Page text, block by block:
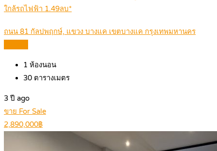
ใกล้รถไฟฟ้า 1.49ลบ*
ถนน 81 กัลปพฤกษ์, แขวง บางแค เขตบางแค กรุงเทพมหานคร
1 ห้องนอน
30 ตารางเมตร
3 ปี ago
ขาย For Sale
2,890,000฿